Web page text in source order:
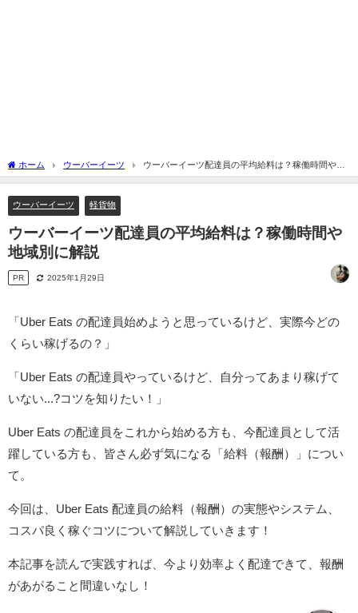
ホーム ウーバーイーツ
ウーバーイーツ配達員の平均給料は？稼働時間や地
域別に解説
ウーバーイーツ 軽貨物
ウーバーイーツ配達員の平均給料は？稼働時間や
地域別に解説
PR 2025年1月29日
「Uber Eats の配達員始めようと思っているけど、実際今どの
くらい稼げるの？」
「Uber Eats の配達員やっているけど、自分ってあまり稼げて
いない...?コツを知りたい！」
Uber Eats の配達員をこれから始める方も、今配達員として活
躍している方も、皆さん必ず気になる「給料（報酬）」につい
て。
今回は、Uber Eats 配達員の給料（報酬）の実態やシステム、
コスパ良く稼ぐコツについて解説していきます！
本記事を読んで実践すれば、今より効率よく配達できて、報酬
があがること間違いなし！